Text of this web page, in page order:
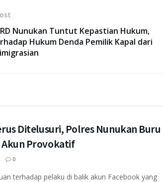
Nunukan Tuntut Kepastian Hukum,
Hukum Denda Pemilik Kapal dari
Ditelusuri, Polres Nunukan Buru
Akun Provokatif
0
terhadap pelaku di balik akun Facebook yang